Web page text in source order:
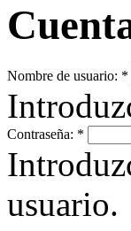
Nombre de usuario: *
Contraseña: *
usuario.